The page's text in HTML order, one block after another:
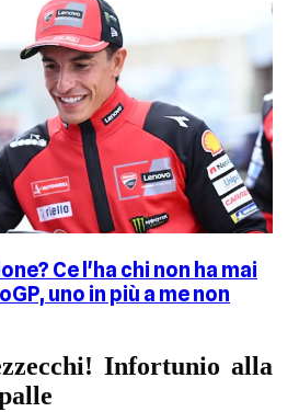
Ce l'ha chi non ha mai
uno in più a me non
Infortunio alla